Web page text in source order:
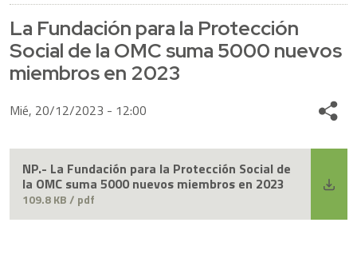
La Fundación para la Protección
Social de la OMC suma 5000 nuevos
miembros en 2023
Mié, 20/12/2023 - 12:00 Share
NP.- La Fundación para la Protección Social de
la OMC suma 5000 nuevos miembros en 2023
109.8 KB / pdf